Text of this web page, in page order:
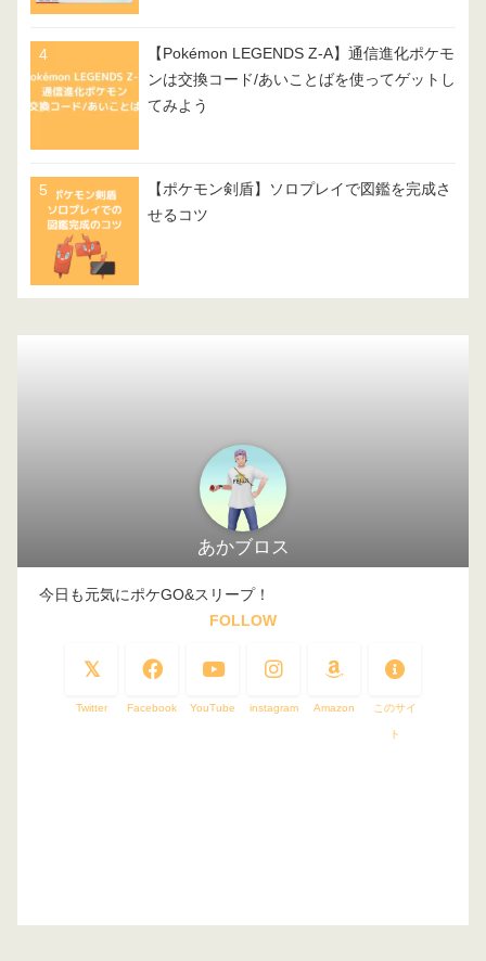
【Pokémon LEGENDS Z-A】通信進化ポケモ
ンは交換コード/あいことばを使ってゲットし
てみよう
【ポケモン剣盾】ソロプレイで図鑑を完成さ
せるコツ
あかブロス
今日も元気にポケGO&スリープ！
FOLLOW
Twitter Facebook YouTube instagram Amazon このサイ
ト